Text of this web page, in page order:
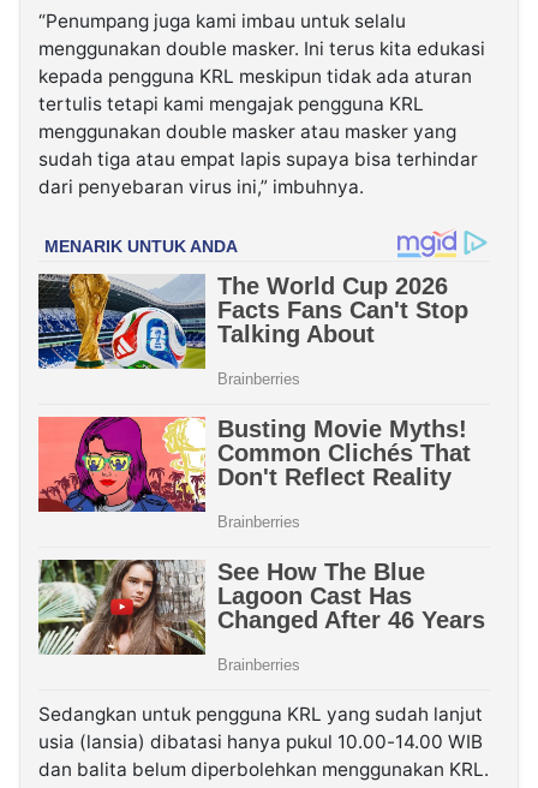
“Penumpang juga kami imbau untuk selalu
menggunakan double masker. Ini terus kita edukasi
kepada pengguna KRL meskipun tidak ada aturan
tertulis tetapi kami mengajak pengguna KRL
menggunakan double masker atau masker yang
sudah tiga atau empat lapis supaya bisa terhindar
dari penyebaran virus ini,” imbuhnya.
Sedangkan untuk pengguna KRL yang sudah lanjut
usia (lansia) dibatasi hanya pukul 10.00-14.00 WIB
dan balita belum diperbolehkan menggunakan KRL.